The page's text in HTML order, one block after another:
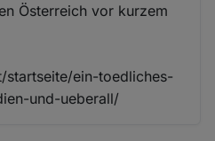
Österreich vor kurzem
ein-toedliches-
und-ueberall/